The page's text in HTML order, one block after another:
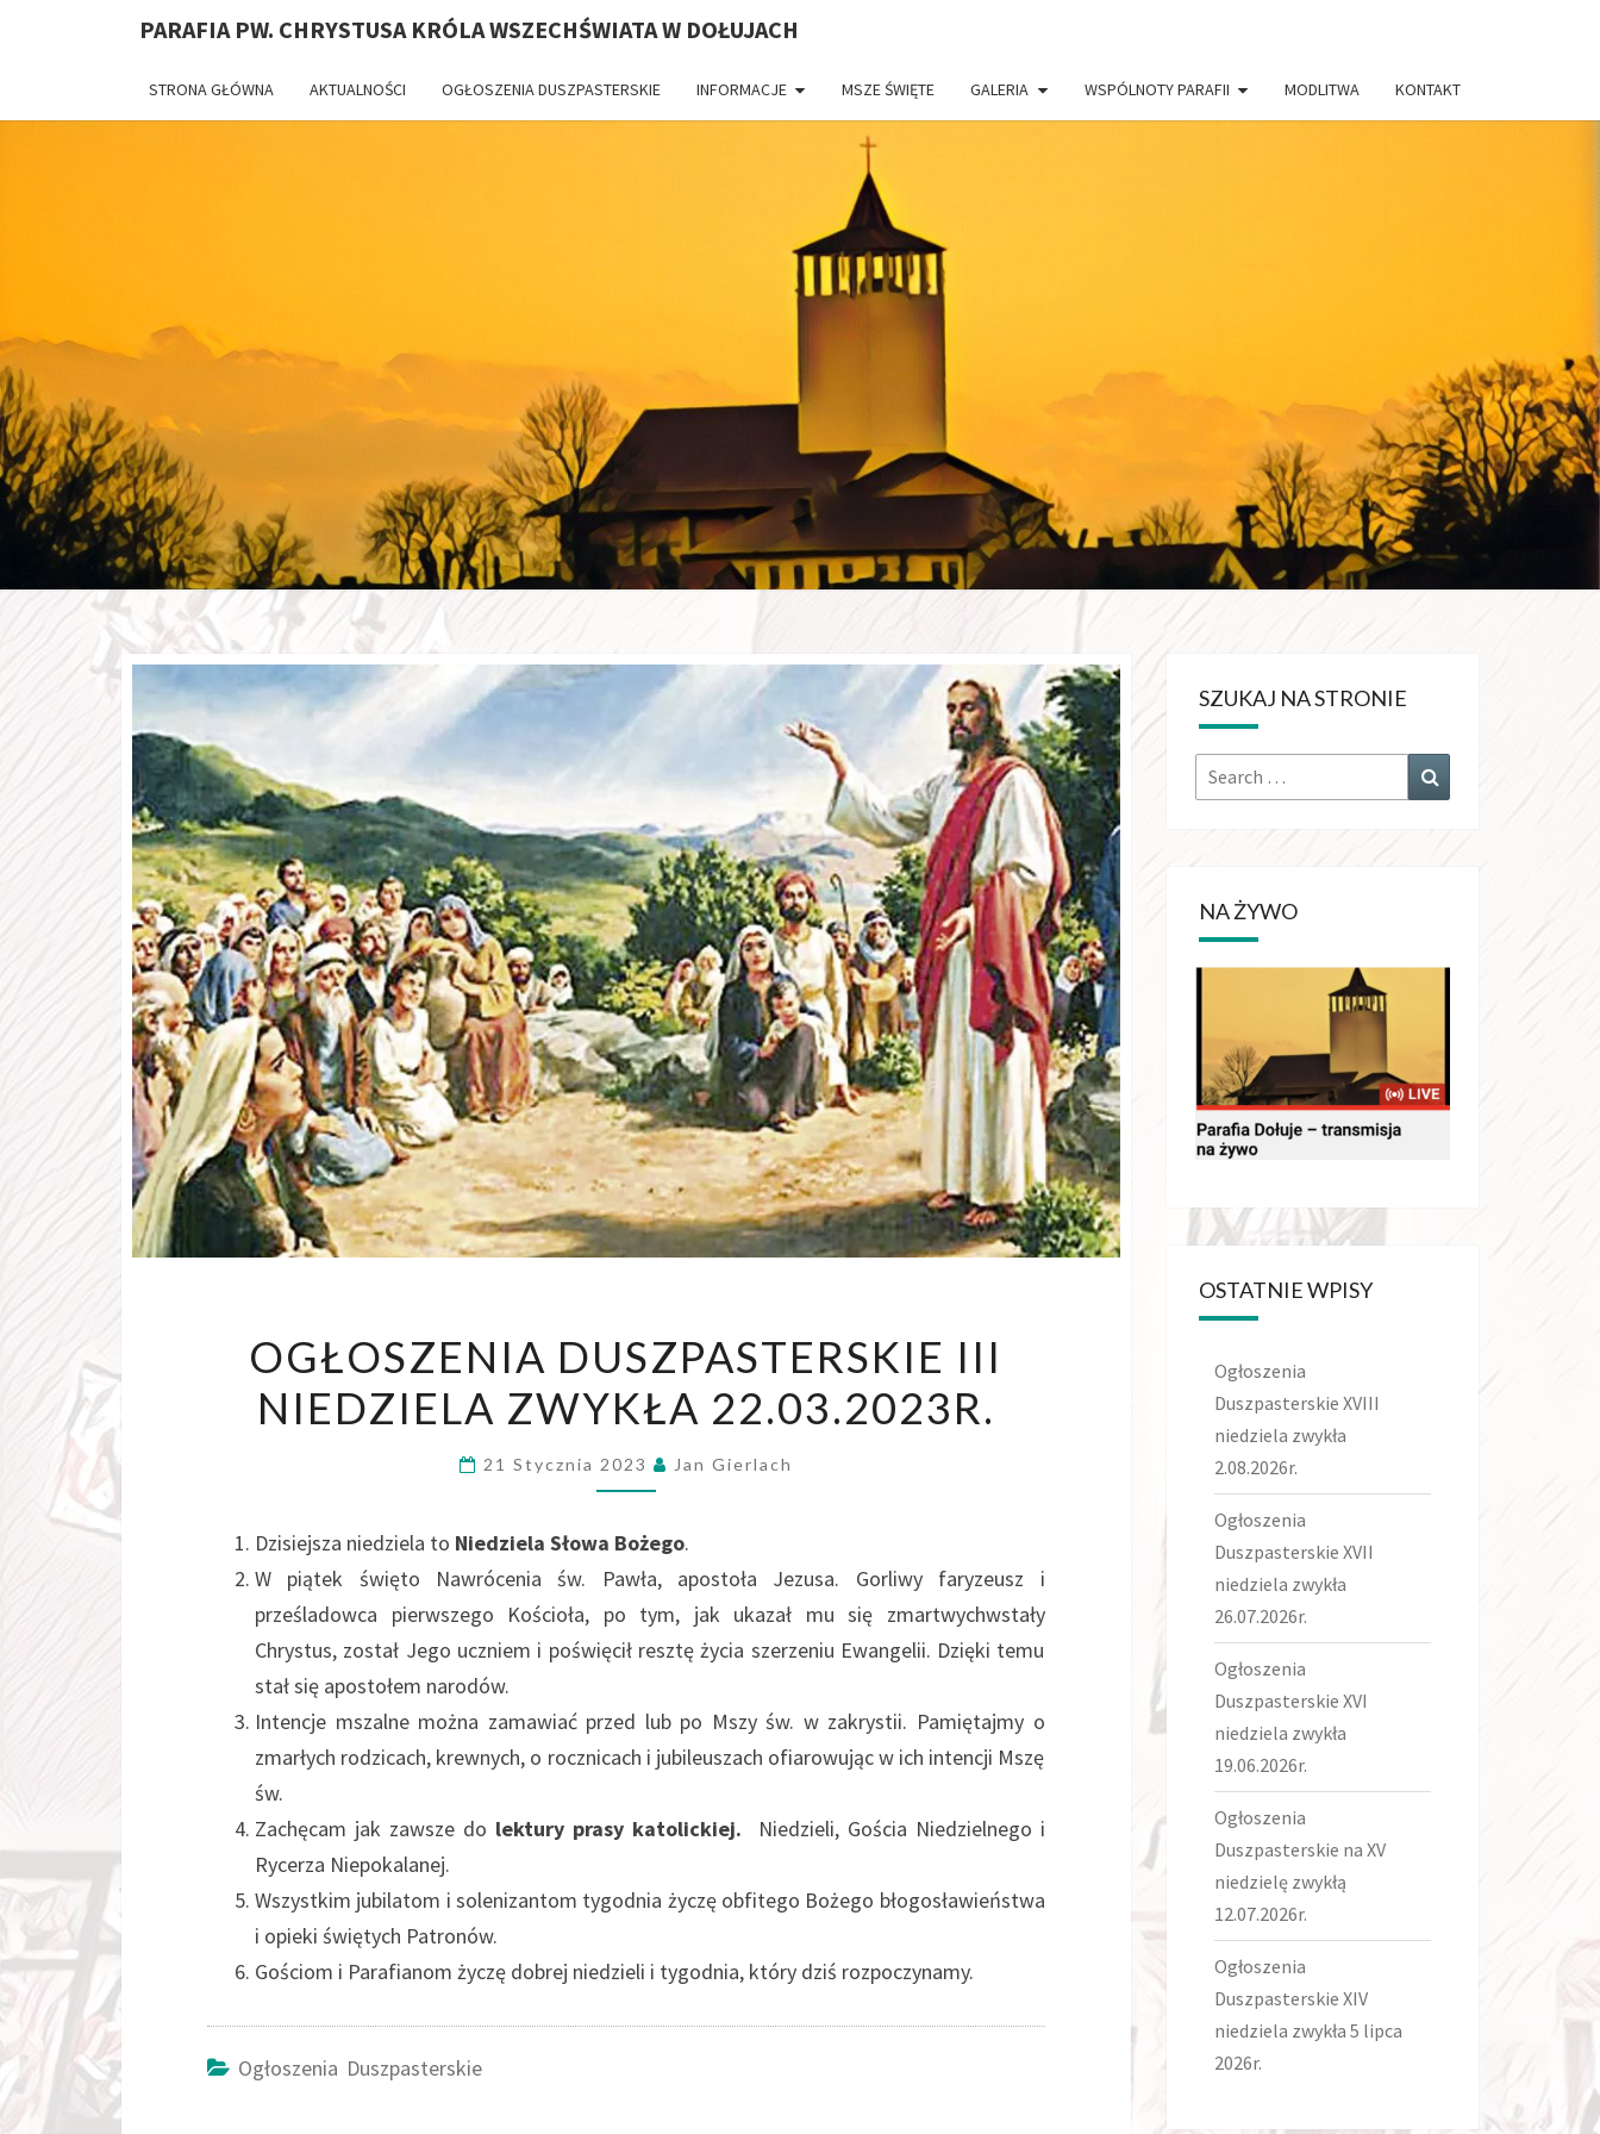
PARAFIA PW. CHRYSTUSA KRÓLA WSZECHŚWIATA W DOŁUJACH
STRONA GŁÓWNA AKTUALNOŚCI OGŁOSZENIA DUSZPASTERSKIE INFORMACJE MSZE ŚWIĘTE GALERIA WSPÓLNOTY PARAFII MODLITWA KONTAKT
PARAFIA PW.
CHRYSTUSA
KRÓLA
WSZECHŚWIATA
W DOŁUJACH
DUSZPASTERSKIE
III
NIEDZIELA
ZWYKŁA
OGŁOSZENIA DUSZPASTERSKIE III
NIEDZIELA ZWYKŁA 22.03.2023R.
21 Stycznia 2023 Jan Gierlach
Dzisiejsza niedziela to Niedziela Słowa Bożego.
W piątek święto Nawrócenia św. Pawła, apostoła Jezusa. Gorliwy faryzeusz i
prześladowca pierwszego Kościoła, po tym, jak ukazał mu się zmartwychwstały
Chrystus, został Jego uczniem i poświęcił resztę życia szerzeniu Ewangelii. Dzięki temu
stał się apostołem narodów.
Intencje mszalne można zamawiać przed lub po Mszy św. w zakrystii. Pamiętajmy o
zmarłych rodzicach, krewnych, o rocznicach i jubileuszach ofiarowując w ich intencji Mszę
św.
Zachęcam jak zawsze do lektury prasy katolickiej.
Niedzieli, Gościa Niedzielnego i
Rycerza Niepokalanej.
Wszystkim jubilatom i solenizantom tygodnia życzę obfitego Bożego błogosławieństwa
i opieki świętych Patronów.
Gościom i Parafianom życzę dobrej niedzieli i tygodnia, który dziś rozpoczynamy.
Ogłoszenia Duszpasterskie
SZUKAJ NA STRONIE
Search
for:
NA ŻYWO
OSTATNIE WPISY
Ogłoszenia
Duszpasterskie XVIII
niedziela zwykła
2.08.2026r.
Ogłoszenia
Duszpasterskie XVII
niedziela zwykła
26.07.2026r.
Ogłoszenia
Duszpasterskie XVI
niedziela zwykła
19.06.2026r.
Ogłoszenia
Duszpasterskie na XV
niedzielę zwykłą
12.07.2026r.
Ogłoszenia
Duszpasterskie XIV
niedziela zwykła 5 lipca
2026r.